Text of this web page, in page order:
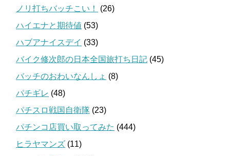
ノリ打ちバッチこい！
(26)
ハイエナと期待値 (53)
ハブアナイスデイ (33)
バイク修次郎の日本全国旅打ち日記 (45)
バッチのおわいなんしょ (8)
パチギレ (48)
パチスロ戦国自衛隊 (23)
パチンコ店買い取ってみた (444)
ヒラヤマンズ (11)